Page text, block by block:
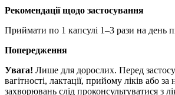
Рекомендації щодо застосування
Приймати по 1 капсулі 1–3 рази на день
Попередження
Увага! Лише для дорослих. Перед
вагітності, лактації, прийому ліків або за
захворювань слід проконсультуватися з